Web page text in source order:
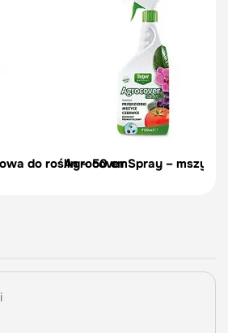
do roślin – 50 cm
Agrocover Spray –